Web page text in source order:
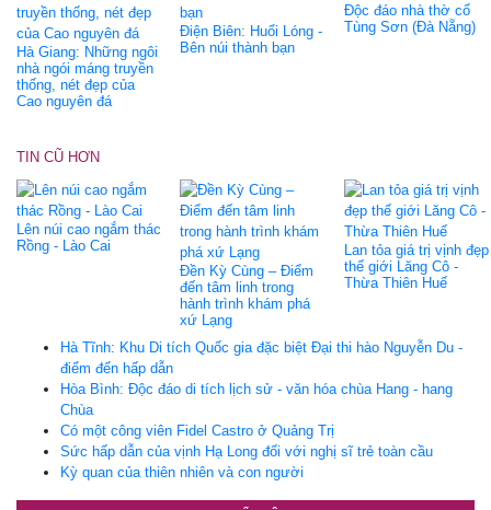
Hà Giang: Những ngôi
nhà ngói máng truyền
thống, nét đẹp của
Cao nguyên đá
Điện Biên: Huổi Lóng -
Bên núi thành bạn
Độc đáo nhà thờ cổ
Tùng Sơn (Đà Nẵng)
TIN CŨ HƠN
Lên núi cao ngắm thác
Rồng - Lào Cai
Đền Kỳ Cùng – Điểm
đến tâm linh trong
hành trình khám phá
xứ Lạng
Lan tỏa giá trị vịnh đẹp
thế giới Lăng Cô -
Thừa Thiên Huế
Hà Tĩnh: Khu Di tích Quốc gia đặc biệt Đại thi hào Nguyễn Du -
điểm đến hấp dẫn
Hòa Bình: Độc đáo di tích lịch sử - văn hóa chùa Hang - hang
Chùa
Có một công viên Fidel Castro ở Quảng Trị
Sức hấp dẫn của vịnh Hạ Long đối với nghị sĩ trẻ toàn cầu
Kỳ quan của thiên nhiên và con người